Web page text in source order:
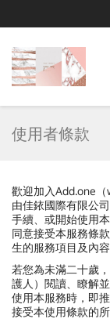
使用者條款
歡迎加入Add.one
由佳銥國際有限公
手續、或開始使用
同意接受本服務條
生的服務項目及內容
若您為未滿二十歲
護人）閱讀、瞭解
使用本服務時，即
接受本使用條款的